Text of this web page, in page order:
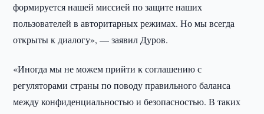
формируется нашей миссией по защите наших
пользователей в авторитарных режимах. Но мы всегда
открыты к диалогу», — заявил Дуров.
«Иногда мы не можем прийти к соглашению с
регуляторами страны по поводу правильного баланса
между конфиденциальностью и безопасностью. В таких